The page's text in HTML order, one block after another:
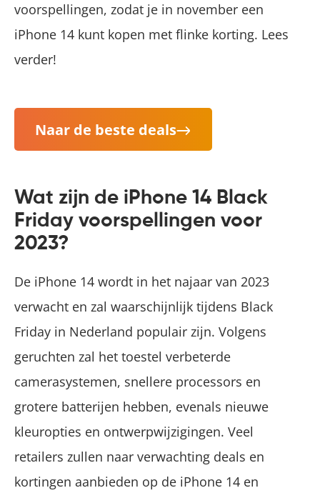
voorspellingen, zodat je in november een
iPhone 14 kunt kopen met flinke korting. Lees
verder!
Naar de beste deals
Wat zijn de iPhone 14 Black
Friday voorspellingen voor
2023?
De iPhone 14 wordt in het najaar van 2023
verwacht en zal waarschijnlijk tijdens Black
Friday in Nederland populair zijn. Volgens
geruchten zal het toestel verbeterde
camerasystemen, snellere processors en
grotere batterijen hebben, evenals nieuwe
kleuropties en ontwerpwijzigingen. Veel
retailers zullen naar verwachting deals en
kortingen aanbieden op de iPhone 14 en